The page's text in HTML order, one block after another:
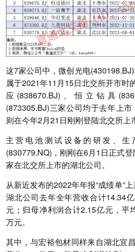
这7家公司中，微创光电
属于2021年11月15日北交所开市时
应(838670.BJ)、恒立钻具
(873305.BJ)三家公司均于去年上
则在今年2月21日刚刚登陆北交所上
主营电池测试设备的研发、生
(830779.NQ)，刚刚在6月1日正式
家在北交所上市的湖北公司。
从新近发布的2022年年报“成绩单”
湖北公司去年全年营收合计14.34
元；归母净利润合计2.15亿元，平
万元。
其中，与宏裕包材同样来自湖北宜